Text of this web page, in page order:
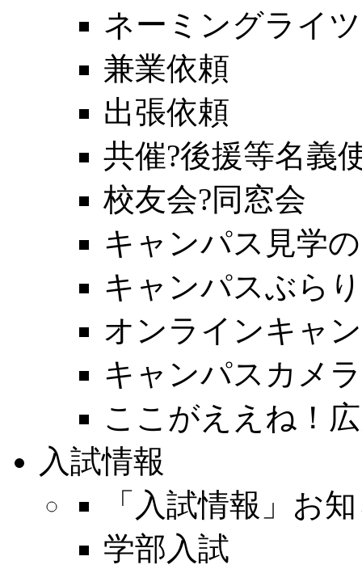
ネーミングライツ
兼業依頼
出張依頼
共催?後援等名義
校友会?同窓会
キャンパス見学
キャンパスぶら
オンラインキャ
キャンパスカメラ
ここがええね！
入試情報
「入試情報」お
学部入試